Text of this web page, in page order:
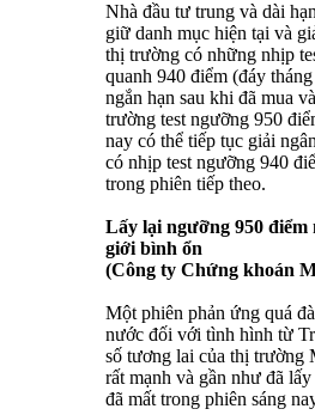
Nhà đầu tư trung và dài
giữ danh mục hiện tại và
thị trường có những nhịp
quanh 940 điểm (đáy
ngắn hạn sau khi đã mua
trường test ngưỡng 950
nay có thể tiếp tục giải
có nhịp test ngưỡng 940
trong phiên tiếp theo.
Lấy lại ngưỡng 950
giới bình ổn
(Công ty Chứng khoán
Một phiên phản ứng quá
nước đối với tình hình từ
số tương lai của thị trường
rất mạnh và gần như đã
đã mất trong phiên sáng